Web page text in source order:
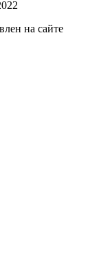
на сайте